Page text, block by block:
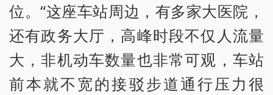
位。“这座车站周边，有多家大医院，
还有政务大厅，高峰时段不仅人流量
大，非机动车数量也非常可观，车站
前本就不宽的接驳步道通行压力很